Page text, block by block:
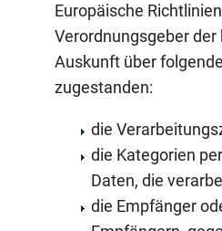
Europäische
Verordnungsgeber
Auskunft über
zugestanden:
die
die Kategorien
Daten, die
die Empfänger